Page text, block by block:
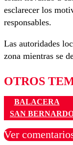
esclarecer los
responsables.
Las autoridades
zona mientras se
OTROS
BALACERA
SAN
Ver